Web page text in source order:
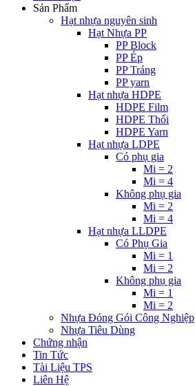
Sản Phẩm
Hạt nhựa nguyên sinh
Hạt Nhựa PP
PP Block
PP Ép
PP Tráng
PP yarn
Hạt nhựa HDPE
HDPE Film
HDPE Thổi
HDPE Yarn
Hạt nhựa LDPE
Có phụ gia
Mi = 2
Mi = 4
Không phụ gia
Mi = 2
Mi = 4
Hạt nhựa LLDPE
Có Phụ Gia
Mi = 1
Mi = 2
Không phụ gia
Mi = 1
Mi = 2
Nhựa Đóng Gói Công Nghiệp
Nhựa Tiêu Dùng
Chứng nhận
Tin Tức
Tài Liệu TPS
Liên Hệ